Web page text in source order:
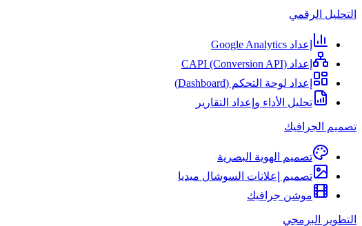
التحليل الرقمي
إعداد Google Analytics
إعداد CAPI (Conversion API)
إعداد لوحة التحكم (Dashboard)
تحليل الأداء وإعداد التقارير
تصميم الجرافيك
تصميم الهوية البصرية
تصميم إعلانات السوشال ميديا
موشن جرافيك
التطوير البرمجي